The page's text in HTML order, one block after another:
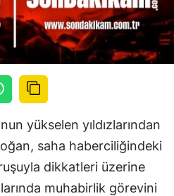
yükselen yıldızlarından
saha haberciliğindeki
dikkatleri üzerine
muhabirlik görevini